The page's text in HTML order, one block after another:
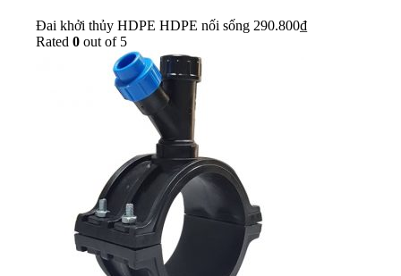
Đai khởi thủy HDPE HDPE nối sống 290.800₫
Rated 0 out of 5